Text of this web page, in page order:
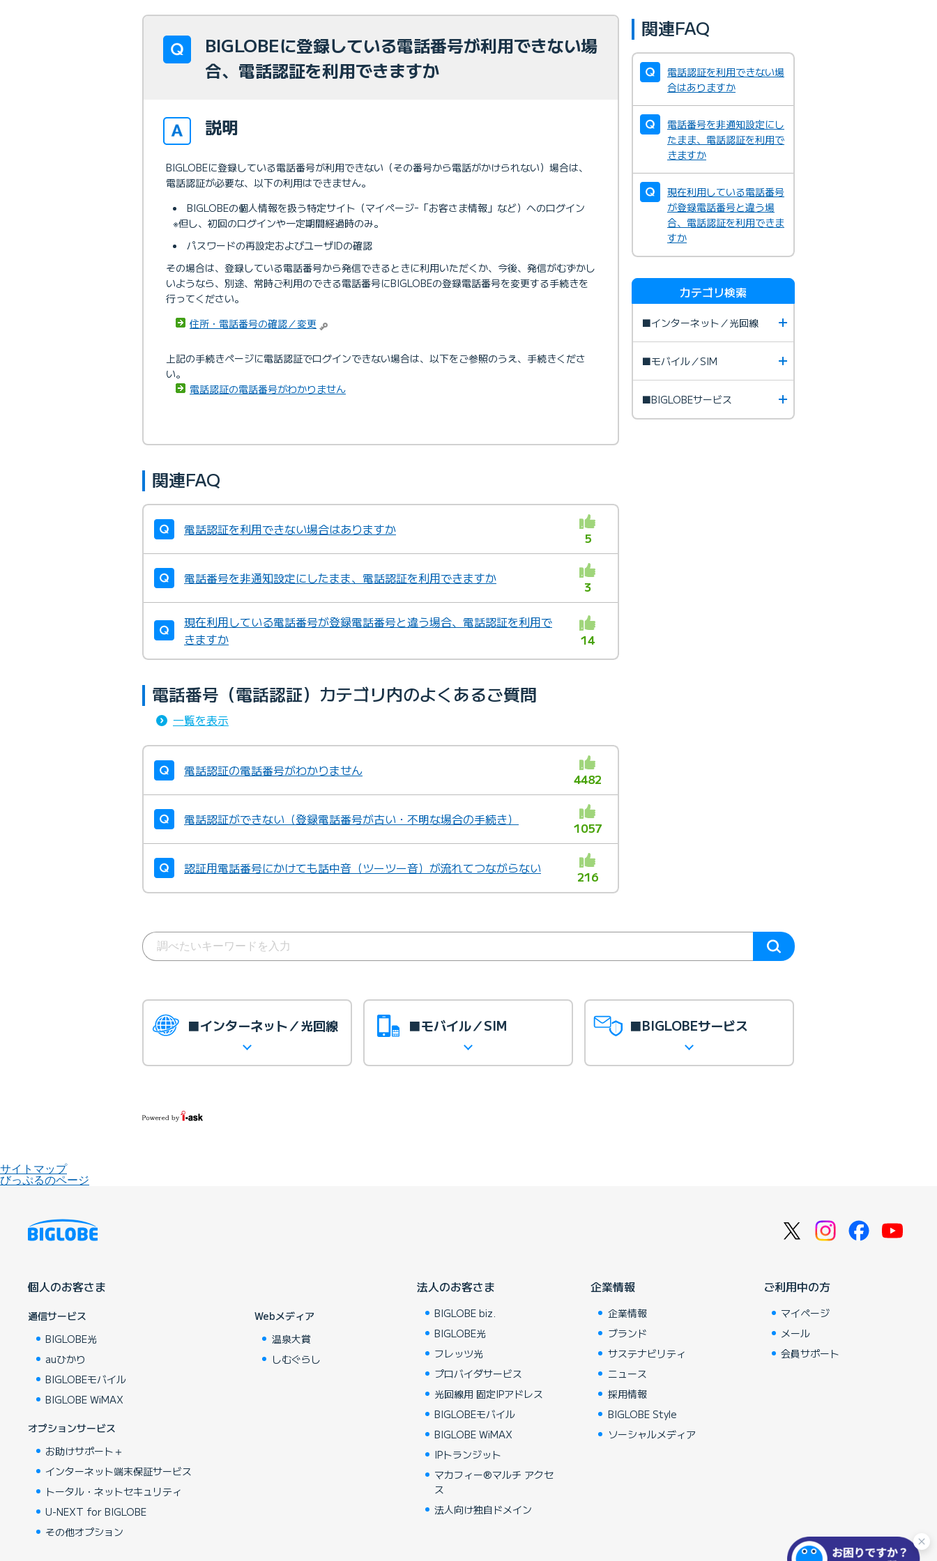
BIGLOBEに登録している電話番号が利用できない場
合、電話認証を利用できますか
説明
BIGLOBEに登録している電話番号が利用できない（その番号から電話がかけられない）場合は、
電話認証が必要な、以下の利用はできません。
BIGLOBEの個人情報を扱う特定サイト（マイページｰ「お客さま情報」など）へのログイン
※但し、初回のログインや一定期間経過時のみ。
パスワードの再設定およびユーザIDの確認
その場合は、登録している電話番号から発信できるときに利用いただくか、今後、発信がむずかし
いようなら、別途、常時ご利用のできる電話番号にBIGLOBEの登録電話番号を変更する手続きを
行ってください。
住所・電話番号の確認／変更
上記の手続きページに電話認証でログインできない場合は、以下をご参照のうえ、手続きくださ
い。
電話認証の電話番号がわかりません
関連FAQ
電話認証を利用できない場合はありますか
5
電話番号を非通知設定にしたまま、電話認証を利用できますか
3
現在利用している電話番号が登録電話番号と違う場合、電話認証を利用で
きますか
14
電話番号（電話認証）カテゴリ内のよくあるご質問
一覧を表示
電話認証の電話番号がわかりません
4482
電話認証ができない（登録電話番号が古い・不明な場合の手続き）
1057
認証用電話番号にかけても話中音（ツーツー音）が流れてつながらない
216
関連FAQ
電話認証を利用できない場
合はありますか
電話番号を非通知設定にし
たまま、電話認証を利用で
きますか
現在利用している電話番号
が登録電話番号と違う場
合、電話認証を利用できま
すか
カテゴリ検索
■インターネット／光回線
■モバイル／SIM
■BIGLOBEサービス
■インターネット／光回線 ■モバイル／SIM ■BIGLOBEサービス
サイトマップ
びっぷるのページ
個人のお客さま
通信サービス
BIGLOBE光
auひかり
BIGLOBEモバイル
BIGLOBE WiMAX
オプションサービス
お助けサポート＋
インターネット端末保証サービス
トータル・ネットセキュリティ
U-NEXT for BIGLOBE
その他オプション
Webメディア
温泉大賞
しむぐらし
法人のお客さま
BIGLOBE biz.
BIGLOBE光
フレッツ光
プロバイダサービス
光回線用 固定IPアドレス
BIGLOBEモバイル
BIGLOBE WiMAX
IPトランジット
マカフィー®マルチ アクセ
ス
法人向け独自ドメイン
企業情報
企業情報
ブランド
サステナビリティ
ニュース
採用情報
BIGLOBE Style
ソーシャルメディア
ご利用中の方
マイページ
メール
会員サポート